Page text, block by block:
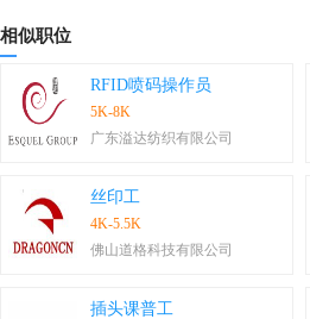
相似职位
RFID喷码操作员
5K-8K
广东溢达纺织有限公司
丝印工
4K-5.5K
佛山道格科技有限公司
插头课普工